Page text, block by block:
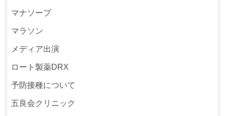
マナソープ
マラソン
メディア出演
ロート製薬DRX
予防接種について
五良会クリニック